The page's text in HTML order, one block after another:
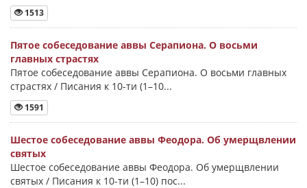
1513
Пятое собеседование аввы Серапиона. О восьми
главных страстях
Пятое собеседование аввы Серапиона. О восьми главных
страстях / Писания к 10-ти (1–10...
1591
Шестое собеседование аввы Феодора. Об умерщвлении
святых
Шестое собеседование аввы Феодора. Об умерщвлении
святых / Писания к 10-ти (1–10) пос...